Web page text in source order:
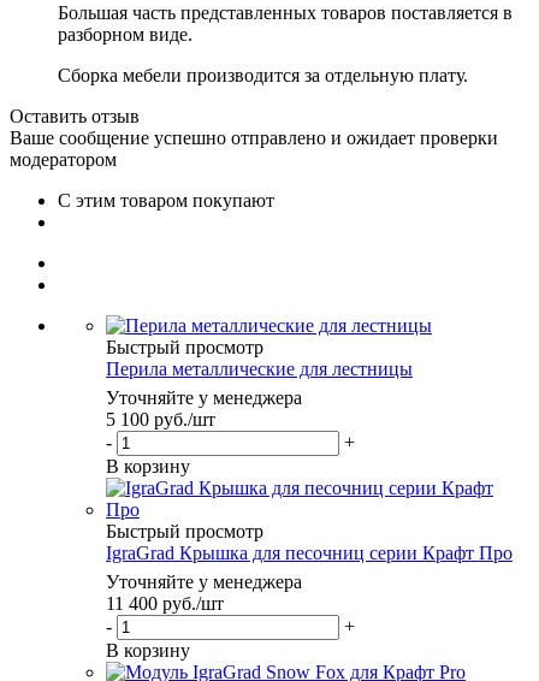
Большая часть представленных товаров поставляется в
разборном виде.
Сборка мебели производится за отдельную плату.
Оставить отзыв
Ваше сообщение успешно отправлено и ожидает проверки
модератором
С этим товаром покупают
Быстрый просмотр
Перила металлические для лестницы
Уточняйте у менеджера
5 100 руб./шт
-
+
В корзину
Быстрый просмотр
IgraGrad Крышка для песочниц серии Крафт Про
Уточняйте у менеджера
11 400 руб./шт
-
+
В корзину